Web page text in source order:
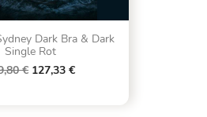
Dark Bra & Dark
Single Rot
€ 127,33 €